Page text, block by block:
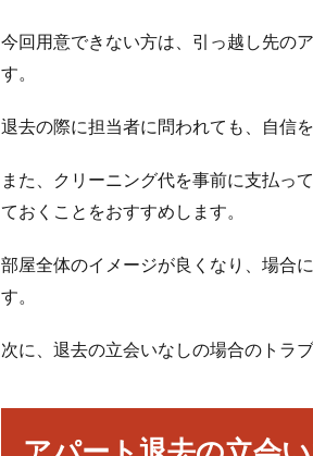
今回用意できない方は、引っ越し先の
す。
退去の際に担当者に問われても、自信
また、クリーニング代を事前に支払っ
ておくことをおすすめします。
部屋全体のイメージが良くなり、場合
す。
次に、退去の立会いなしの場合のトラ